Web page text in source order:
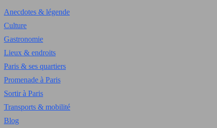
Anecdotes & légende
Culture
Gastronomie
Lieux & endroits
Paris & ses quartiers
Promenade à Paris
Sortir à Paris
Transports & mobilité
Blog